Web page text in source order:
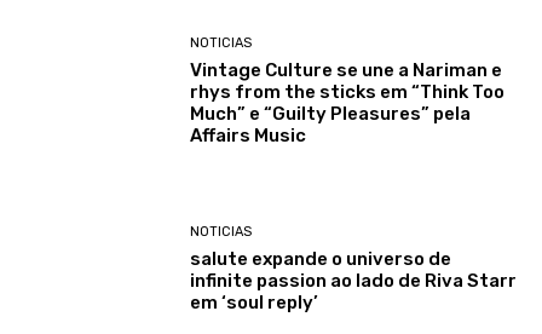
NOTICIAS
Vintage Culture se une a Nariman e
rhys from the sticks em “Think Too
Much” e “Guilty Pleasures” pela
Affairs Music
NOTICIAS
salute expande o universo de
infinite passion ao lado de Riva Starr
em ‘soul reply’